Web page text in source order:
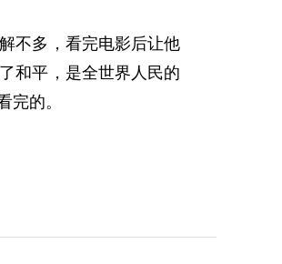
不多，看完电影后让他
和平，是全世界人民的
完的。